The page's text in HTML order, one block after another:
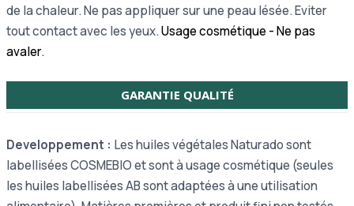
de la chaleur. Ne pas appliquer sur une peau lésée. Eviter
tout contact avec les yeux.Usage cosmétique - Ne pas
avaler.
GARANTIE QUALITÉ
Developpement : Les huiles végétales Naturado sont
labellisées COSMEBIO et sont à usage cosmétique (seules
les huiles labellisées AB sont adaptées à une utilisation